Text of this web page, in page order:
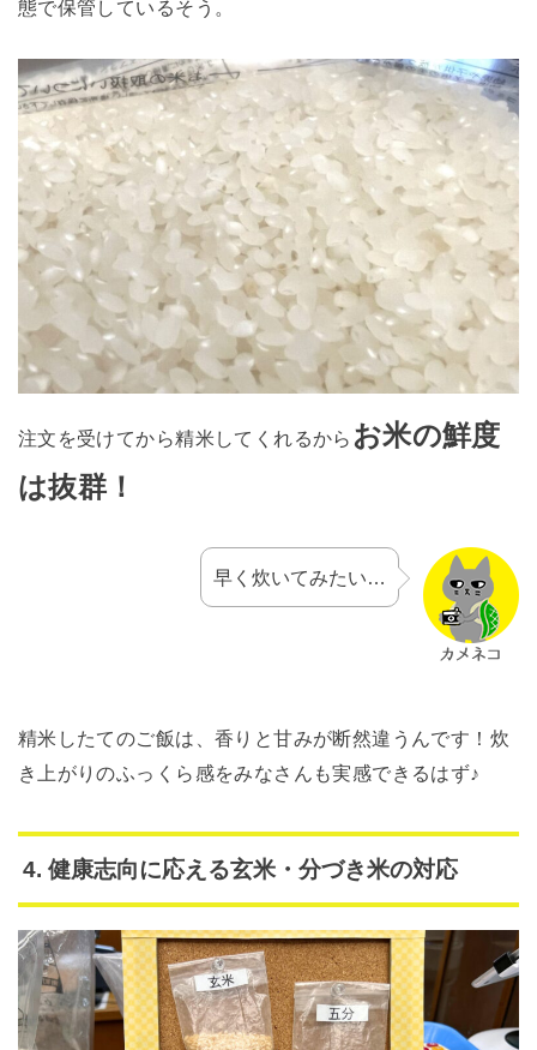
態で保管しているそう。
注文を受けてから精米してくれるから お米の鮮度
は抜群！
早く炊いてみたい…
精米したてのご飯は、香りと甘みが断然違うんです！炊
き上がりのふっくら感をみなさんも実感できるはず♪
4. 健康志向に応える玄米・分づき米の対応